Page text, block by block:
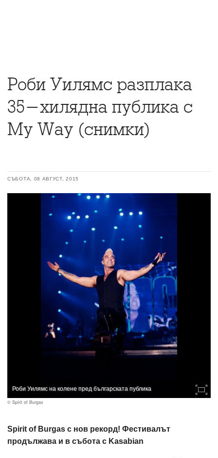
Роби Уилямс разплака
35-хилядна публика с
My Way (снимки)
СЪБОТА, 08 АВГУСТ, 2015
Роби Уилямс на колене пред българската публика
© Spirit of Burgas
Spirit of Burgas с нов рекорд! Фестивалът
продължава и в събота с Kasabian